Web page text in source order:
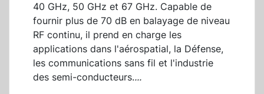
40 GHz, 50 GHz et 67 GHz. Capable de
fournir plus de 70 dB en balayage de niveau
RF continu, il prend en charge les
applications dans l'aérospatial, la Défense,
les communications sans fil et l'industrie
des semi-conducteurs....